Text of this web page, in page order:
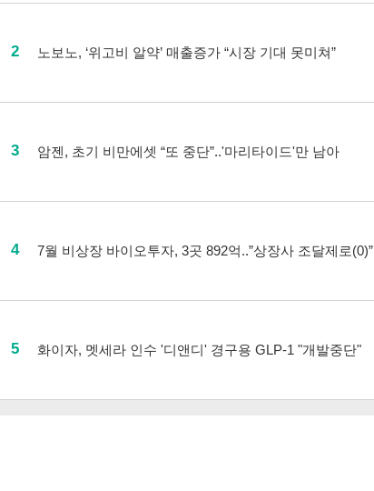
2 노보노, ‘위고비 알약’ 매출증가 “시장 기대 못미쳐”
3 암젠, 초기 비만에셋 “또 중단”..'마리타이드'만 남아
4 7월 비상장 바이오투자, 3곳 892억..”상장사 조달제로(0)”
5 화이자, 멧세라 인수 '디앤디' 경구용 GLP-1 "개발중단"